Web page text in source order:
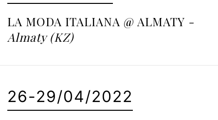
LA MODA ITALIANA @ ALMATY -
Almaty (KZ)
26-29/04/2022